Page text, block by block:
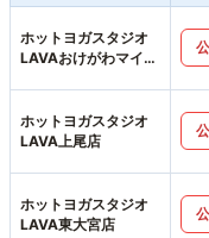
ホットヨガスタジオ
LAVAおけがわマイン
ホットヨガスタジオ
LAVA上尾店
ホットヨガスタジオ
LAVA東大宮店